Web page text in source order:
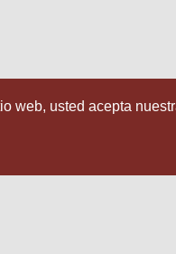
web, usted acepta